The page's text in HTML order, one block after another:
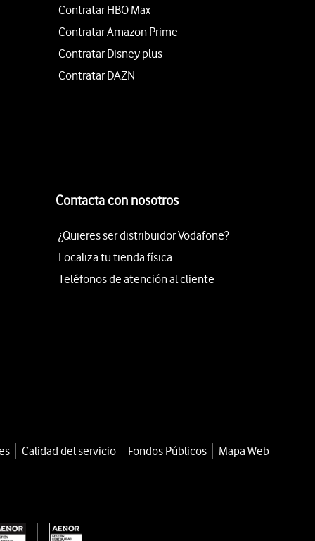
Contratar HBO Max
Contratar Amazon Prime
Contratar Disney plus
Contratar DAZN
Contacta con nosotros
¿Quieres ser distribuidor Vodafone?
Localiza tu tienda física
Teléfonos de atención al cliente
Calidad del servicio Fondos Públicos
Mapa Web